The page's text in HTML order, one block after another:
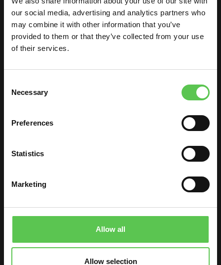
our social media, advertising and analytics partners who
may combine it with other information that you’ve
provided to them or that they’ve collected from your use
of their services.
Selection
Necessary
Preferences
Statistics
Marketing
Allow all
Allow selection
male en fodboldbane med kun 3,8 liter maling.